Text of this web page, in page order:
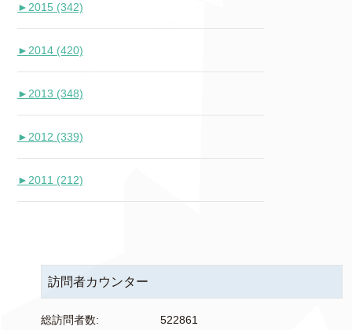
► 2015 (342)
► 2014 (420)
► 2013 (348)
► 2012 (339)
► 2011 (212)
訪問者カウンター
522861
総訪問者数: